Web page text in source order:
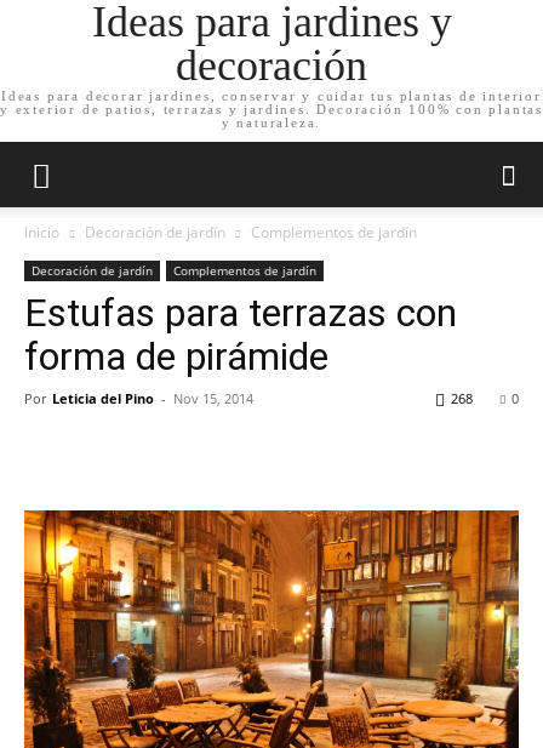
Ideas para jardines y
decoración
Ideas para decorar jardines, conservar y cuidar tus plantas de interior
y exterior de patios, terrazas y jardines. Decoración 100% con plantas
y naturaleza.
Inicio Decoración de jardín Complementos de jardín
Decoración de jardín Complementos de jardín
Estufas para terrazas con
forma de pirámide
Por Leticia del Pino - Nov 15, 2014 0
268